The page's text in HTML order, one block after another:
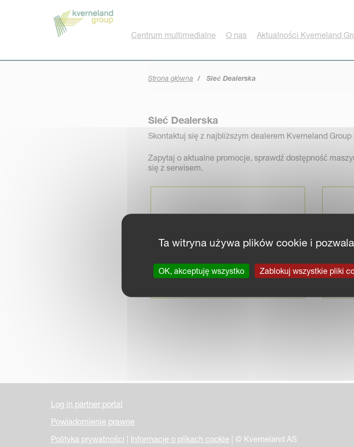
Centrum multimedialne O nas Aktualności Kverneland
Strona główna Sieć Dealerska
Sieć Dealerska
Skontaktuj się z najbliższym dealerem Kverneland Group
Zapytaj o aktualne promocje, sprawdź dostępność
się z serwisem.
Log in partner portal
Powiadomienie prawne
Polityka prywatności
Informacje o plikach cookie | © Kverneland AS
Ta witryna używa plików cookie i
OK, akceptuję wszystko Zablokuj wszystkie pliki